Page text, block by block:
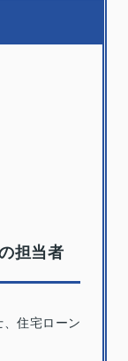
担当者
住宅ローン